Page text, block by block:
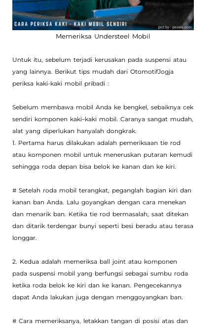
Memeriksa Understeel Mobil
Untuk itu, sebelum terjadi kerusakan pada suspensi atau
yang lainnya. Berikut tips mudah dari OtomotifJogja
periksa kaki-kaki mobil pribadi :
Sebelum membawa mobil Anda ke bengkel, sebaiknya cek
sendiri komponen kaki–kaki mobil. Caranya sangat mudah,
alat yang diperlukan hanyalah dongkrak.
1. Pertama harus dilakukan adalah pemeriksaan tie rod
atau komponen mobil untuk meneruskan putaran kemudi
sehingga roda depan bisa belok ke kanan dan ke kiri.
# Setelah roda mobil terangkat, peganglah bagian kiri dan
kanan ban Anda. Lalu goyangkan dengan cara menekan
dan menarik ban. Ketika tie rod bermasalah, saat ditekan
dan ditarik terdengar bunyi seperti besi beradu atau terasa
longgar.
2. Kedua adalah memeriksa ball joint atau komponen
pada suspensi mobil yang berfungsi sebagai sumbu roda
ketika roda belok ke kiri dan ke kanan. Pengecekannya
dapat Anda lakukan juga dengan menggoyangkan ban.
# Cara memeriksanya, letakkan tangan di posisi atas dan